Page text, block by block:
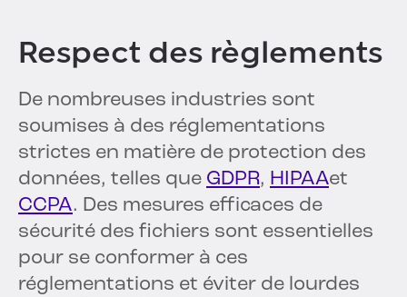
Respect des règlements
De nombreuses industries sont
soumises à des réglementations
strictes en matière de protection des
données, telles que GDPR, HIPAAet
CCPA. Des mesures efficaces de
sécurité des fichiers sont essentielles
pour se conformer à ces
réglementations et éviter de lourdes